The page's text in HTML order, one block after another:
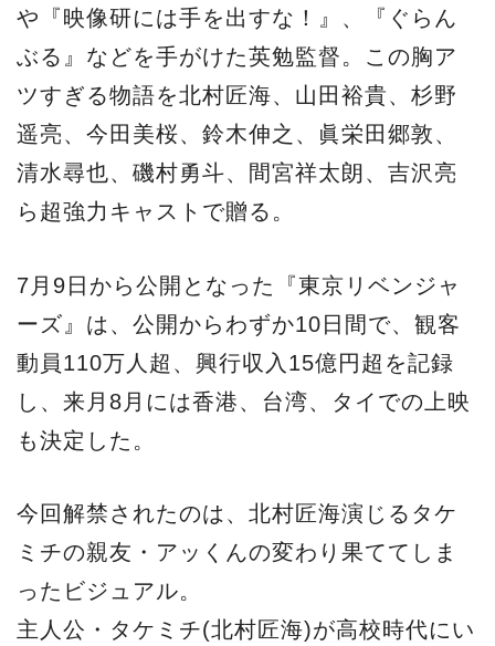
や『映像研には手を出すな！』、『ぐらん
ぶる』などを手がけた英勉監督。この胸ア
ツすぎる物語を北村匠海、山田裕貴、杉野
遥亮、今田美桜、鈴木伸之、眞栄田郷敦、
清水尋也、磯村勇斗、間宮祥太朗、吉沢亮
ら超強力キャストで贈る。
7月9日から公開となった『東京リベンジャ
ーズ』は、公開からわずか10日間で、観客
動員110万人超、興行収入15億円超を記録
し、来月8月には香港、台湾、タイでの上映
も決定した。
今回解禁されたのは、北村匠海演じるタケ
ミチの親友・アッくんの変わり果ててしま
ったビジュアル。
主人公・タケミチ(北村匠海)が高校時代にい